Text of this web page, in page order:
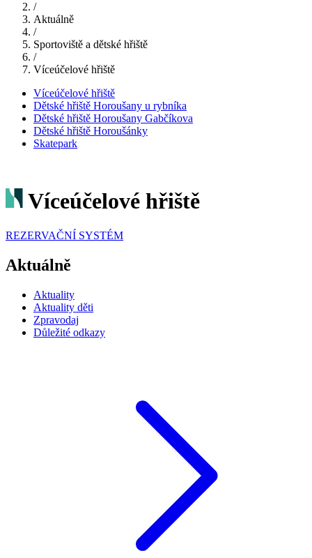
/
Aktuálně
/
Sportoviště a dětské hřiště
/
Víceúčelové hřiště
Víceúčelové hřiště
Dětské hřiště Horoušany u rybníka
Dětské hřiště Horoušany Gabčíkova
Dětské hřiště Horoušánky
Skatepark
Víceúčelové hřiště
REZERVAČNÍ SYSTÉM
Aktuálně
Aktuality
Aktuality děti
Zpravodaj
Důležité odkazy